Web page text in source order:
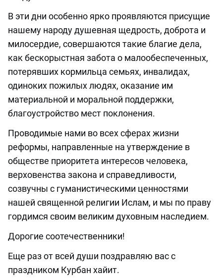
В эти дни особенно ярко проявляются присущие
нашему народу душевная щедрость, доброта и
милосердие, совершаются такие благие дела,
как бескорыстная забота о малообеспеченных,
потерявших кормильца семьях, инвалидах,
одиноких пожилых людях, оказание им
материальной и моральной поддержки,
благоустройство мест поклонения.
Проводимые нами во всех сферах жизни
реформы, направленные на утверждение в
обществе приоритета интересов человека,
верховенства закона и справедливости,
созвучны с гуманистическими ценностями
нашей священной религии Ислам, и мы по праву
гордимся своим великим духовным наследием.
Дорогие соотечественники!
Еще раз от всей души поздравляю вас с
праздником Курбан хайит.